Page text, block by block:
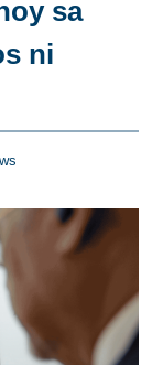
sa
ni